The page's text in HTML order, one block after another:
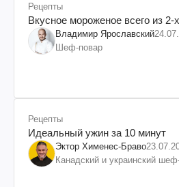
Рецепты
Вкусное мороженое всего из 2-
Владимир Ярославский
Шеф-повар
Рецепты
Идеальный ужин за 10 минут
Эктор Хименес-Браво
Канадский и украинский